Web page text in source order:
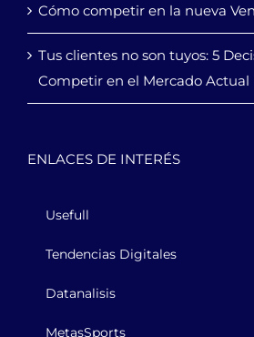
Cómo competir en la nueva
Tus clientes no son tuyos: 5
Competir en el Mercado Actual
ENLACES DE INTERÉS
Usefull
Tendencias Digitales
Datanalisis
MetasSports